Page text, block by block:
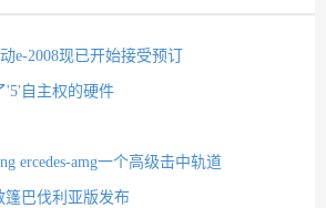
e-2008现已开始接受预订
'5'自主权的硬件
ercedes-amg一个高级击中轨道
篷巴伐利亚版发布